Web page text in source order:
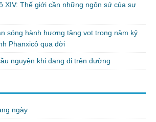
XIV: Thế giới cần những ngôn sứ của sự
sóng hành hương tăng vọt trong năm kỷ
Phanxicô qua đời
nguyện khi đang đi trên đường
ngày